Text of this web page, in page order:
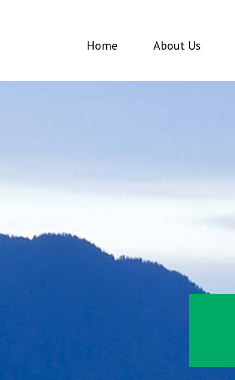
Home About Us